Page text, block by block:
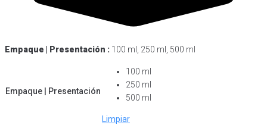
Empaque | Presentación : 100 ml, 250 ml, 500 ml
Empaque | Presentación
100 ml
250 ml
500 ml
Limpiar